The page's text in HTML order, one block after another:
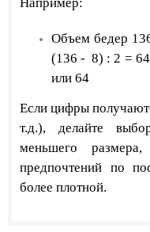
Объем бедер
(136 - 8) : 2 =
или 64
​Если цифры
т.д.), делайте
меньшего
предпочтений по
более плотной.